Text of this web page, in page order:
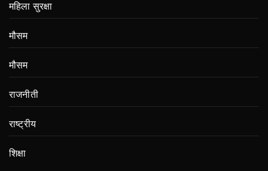
महिला सुरक्षा
मौसम
मौसम
राजनीती
राष्ट्रीय
शिक्षा